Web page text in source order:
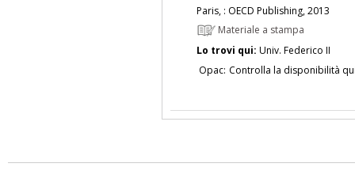
Paris, : OECD Publishing, 2013
Materiale a stampa
Lo trovi qui: Univ. Federico II
Opac: Controlla la disponibilità